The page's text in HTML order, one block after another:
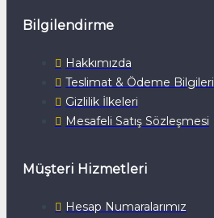
Bilgilendirme
Hakkımızda
Teslimat & Ödeme Bilgileri
Gizlilik İlkeleri
Mesafeli Satış Sözleşmesi
Müşteri Hizmetleri
Hesap Numaralarımız